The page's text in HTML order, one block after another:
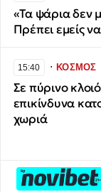
«Τα ψάρια δεν
Πρέπει εμείς
15:40 ∙ΚΟΣΜΟΣ
Σε πύρινο
επικίνδυνα
χωριά